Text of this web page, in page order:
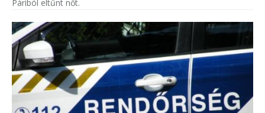
Páriból eltűnt nőt.